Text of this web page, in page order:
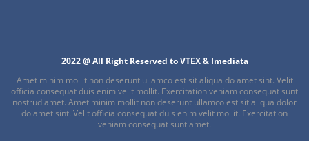
2022 @ All Right Reserved to VTEX & Imediata
Amet minim mollit non deserunt ullamco est sit aliqua do amet sint. Velit
officia consequat duis enim velit mollit. Exercitation veniam consequat sunt
nostrud amet. Amet minim mollit non deserunt ullamco est sit aliqua dolor
do amet sint. Velit officia consequat duis enim velit mollit. Exercitation
veniam consequat sunt amet.